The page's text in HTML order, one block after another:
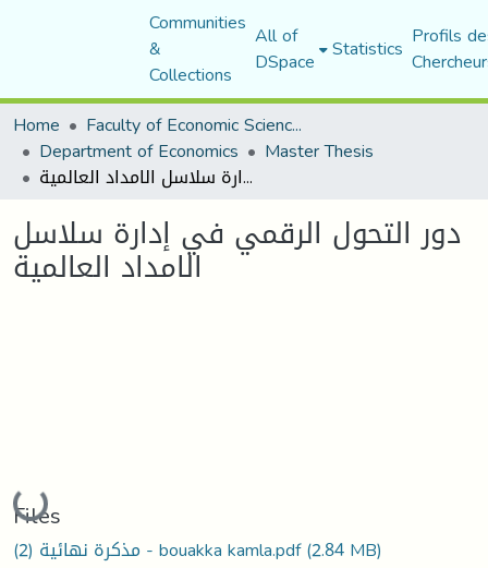
Communities
&
Collections
All of
DSpace Statistics Profils
Home
Faculty of Economic Sciences, Commerce and Management Sciences
Department of Economics Master Thesis
دور التحول الرقمي في إدارة سلاسل الامداد العالمية
دور التحول الرقمي في إدارة سلاسل
الامداد العالمية
Loading...
Files
مذكرة نهائية (2) - bouakka kamla.pdf(2.84 MB)